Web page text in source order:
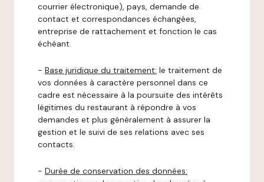
courrier électronique), pays, demande de
contact et correspondances échangées,
entreprise de rattachement et fonction le cas
échéant.
- Base juridique du traitement: le traitement de
vos données à caractère personnel dans ce
cadre est nécessaire à la poursuite des intérêts
légitimes du restaurant à répondre à vos
demandes et plus généralement à assurer la
gestion et le suivi de ses relations avec ses
contacts.
- Durée de conservation des données: